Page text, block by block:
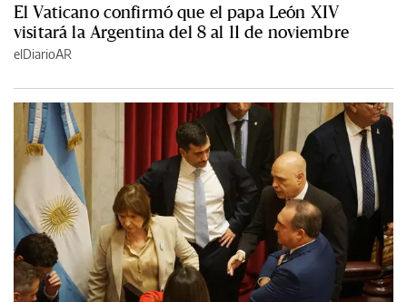
El Vaticano confirmó que el papa León XIV
visitará la Argentina del 8 al 11 de noviembre
elDiarioAR